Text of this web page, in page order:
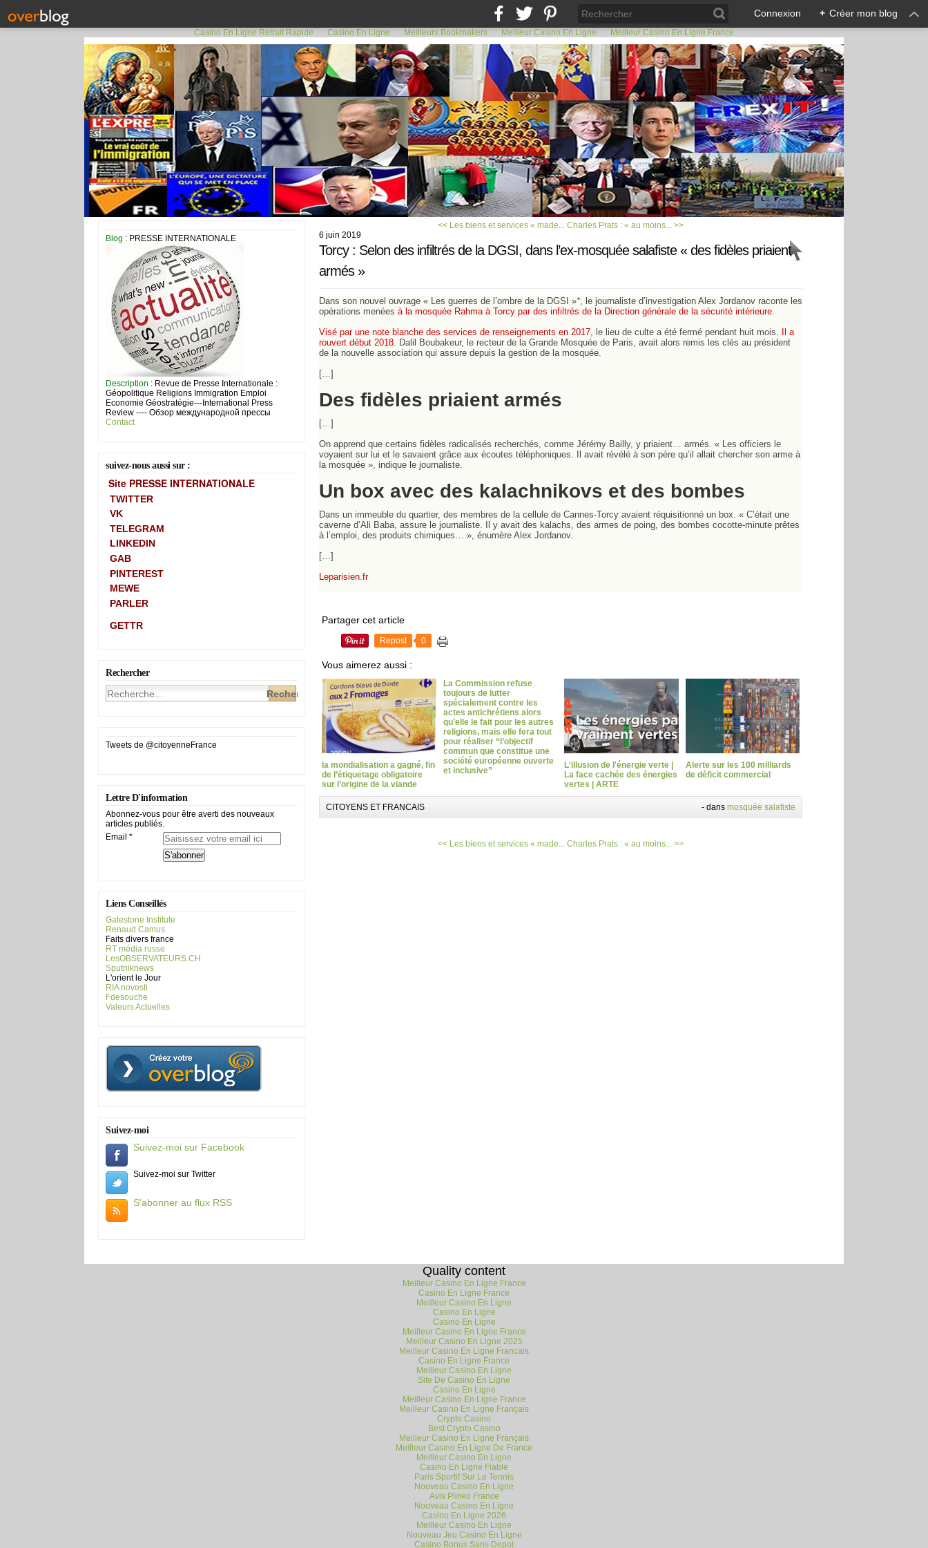
Casino En Ligne Retrait Rapide Casino En Ligne Meilleurs Bookmakers Meilleur Casino En Ligne Meilleur Casino En Ligne France
Connexion + Créer mon blog
Blog : PRESSE INTERNATIONALE
Description : Revue de Presse Internationale :
Géopolitique Religions Immigration Emploi
Economie Géostratégie---International Press
Review ---- Обзор международной прессы
Contact
suivez-nous aussi sur :
Site PRESSE INTERNATIONALE
TWITTER
VK
TELEGRAM
LINKEDIN
GAB
PINTEREST
MEWE
PARLER
GETTR
Rechercher
Tweets de @citoyenneFrance
Lettre D'information
Abonnez-vous pour être averti des nouveaux
articles publiés.
Email
Liens Conseillés
Gatestone Institute
Renaud Camus
Faits divers france
RT média russe
LesOBSERVATEURS.CH
Sputniknews
L'orient le Jour
RIA novosti
Fdesouche
Valeurs Actuelles
Suivez-moi
Suivez-moi sur Facebook
Suivez-moi sur Twitter
S'abonner au flux RSS
<< Les biens et services « made... Charles Prats : « au moins... >>
6 juin 2019
Torcy : Selon des infiltrés de la DGSI, dans l’ex-mosquée salafiste « des fidèles priaient
armés »
Dans son nouvel ouvrage « Les guerres de l’ombre de la DGSI »*, le journaliste d’investigation Alex Jordanov raconte les
opérations menées à la mosquée Rahma à Torcy par des infiltrés de la Direction générale de la sécurité intérieure.
Visé par une note blanche des services de renseignements en 2017, le lieu de culte a été fermé pendant huit mois.
Il a
rouvert début 2018. Dalil Boubakeur, le recteur de la Grande Mosquée de Paris, avait alors remis les clés au président
de la nouvelle association qui assure depuis la gestion de la mosquée.
[…]
Des fidèles priaient armés
[…]
On apprend que certains fidèles radicalisés recherchés, comme Jérémy Bailly, y priaient… armés. « Les officiers le
voyaient sur lui et le savaient grâce aux écoutes téléphoniques. Il avait révélé à son père qu’il allait chercher son arme à
la mosquée », indique le journaliste.
Un box avec des kalachnikovs et des bombes
Dans un immeuble du quartier, des membres de la cellule de Cannes-Torcy avaient réquisitionné un box. « C’était une
caverne d’Ali Baba, assure le journaliste. Il y avait des kalachs, des armes de poing, des bombes cocotte-minute prêtes
à l’emploi, des produits chimiques… », énumère Alex Jordanov.
[…]
Leparisien.fr
Partager cet article
Repost 0
Vous aimerez aussi :
la mondialisation a gagné, fin
de l’étiquetage obligatoire
sur l’origine de la viande
La Commission refuse
toujours de lutter
spécialement contre les
actes antichrétiens alors
qu’elle le fait pour les autres
religions, mais elle fera tout
pour réaliser “l’objectif
commun que constitue une
société européenne ouverte
et inclusive”
L'illusion de l'énergie verte |
La face cachée des énergies
vertes | ARTE
Alerte sur les 100 milliards
de déficit commercial
CITOYENS ET FRANCAIS - dans mosquée salafiste
<< Les biens et services « made... Charles Prats : « au moins... >>
Quality content
Meilleur Casino En Ligne France
Casino En Ligne France
Meilleur Casino En Ligne
Casino En Ligne
Casino En Ligne
Meilleur Casino En Ligne France
Meilleur Casino En Ligne 2025
Meilleur Casino En Ligne Francais
Casino En Ligne France
Meilleur Casino En Ligne
Site De Casino En Ligne
Casino En Ligne
Meilleur Casino En Ligne France
Meilleur Casino En Ligne Français
Crypto Casino
Best Crypto Casino
Meilleur Casino En Ligne Français
Meilleur Casino En Ligne De France
Meilleur Casino En Ligne
Casino En Ligne Fiable
Paris Sportif Sur Le Tennis
Nouveau Casino En Ligne
Avis Plinko France
Nouveau Casino En Ligne
Casino En Ligne 2026
Meilleur Casino En Ligne
Nouveau Jeu Casino En Ligne
Casino Bonus Sans Depot